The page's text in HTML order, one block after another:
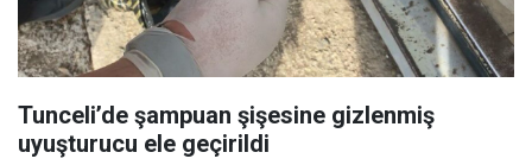
Tunceli’de şampuan şişesine gizlenmiş
uyuşturucu ele geçirildi